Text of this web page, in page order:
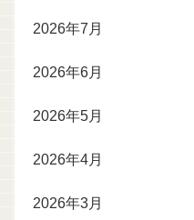
2026年7月
2026年6月
2026年5月
2026年4月
2026年3月